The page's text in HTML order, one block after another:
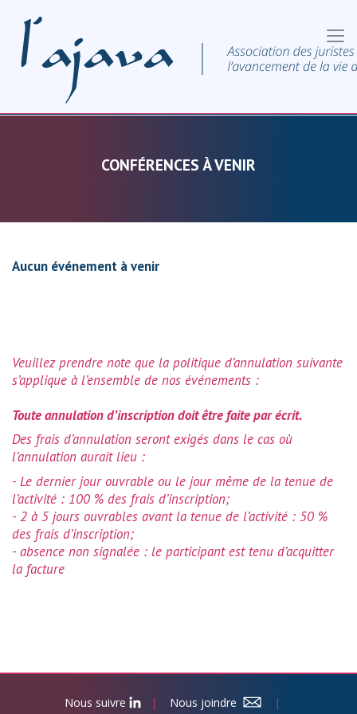
CONFÉRENCES À VENIR
Aucun événement à venir
Veuillez prendre note que la politique d’annulation suivante
s’applique à l’ensemble de nos événements :
Toute annulation d’inscription doit être faite par écrit.
Des frais d’annulation seront exigés dans le cas où
l’annulation aurait lieu :
- Le dernier jour ouvrable ou le jour même de la tenue de
l’activité : 100 % des frais d’inscription;
- 2 à 5 jours ouvrables avant la tenue de l’activité : 50 %
des frais d’inscription;
- absence non signalée : le participant est tenu d’acquitter
la facture
Nous suivre | Nous joindre |